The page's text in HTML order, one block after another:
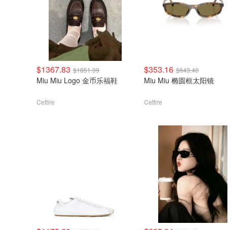
$1367.83 $1851.09
Miu Miu Logo 金币乐福鞋
Cettire
$353.16 $643.40
Miu Miu 椭圆框太阳镜
Cettire